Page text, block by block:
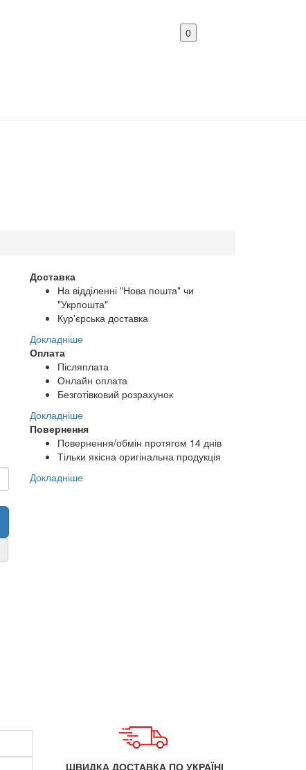
0
Доставка
На відділенні "Нова пошта" чи
"Укрпошта"
Кур'єрська доставка
Докладніше
Оплата
Післяплата
Онлайн оплата
Безготівковий розрахунок
Докладніше
Повернення
Повернення/обмін протягом 14 днів
Тільки якісна оригінальна продукція
Докладніше
ШВИДКА ДОСТАВКА ПО УКРАЇНІ